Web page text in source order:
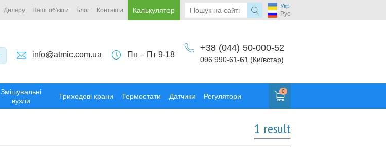
Дилеру Наші об'єкти Блог Контакти Калькулятор
Укр
Рус
info@atmic.com.ua Пн – Пт 9-18
+38 (044) 50-000-52
096 990-61-61 (Київстар)
Змішувальні
вузли
Триходові крани Термостати Датчики Регулятори
0
1 result